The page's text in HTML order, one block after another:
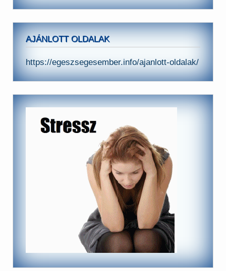
AJÁNLOTT OLDALAK
https://egeszsegesember.info/ajanlott-oldalak/